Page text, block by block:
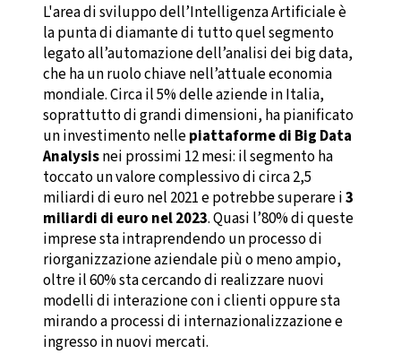
L'area di sviluppo dell’Intelligenza Artificiale è
la punta di diamante di tutto quel segmento
legato all’automazione dell’analisi dei big data,
che ha un ruolo chiave nell’attuale economia
mondiale. Circa il 5% delle aziende in Italia,
soprattutto di grandi dimensioni, ha pianificato
un investimento nellepiattaforme di Big Data
Analysisnei prossimi 12 mesi: il segmento ha
toccato un valore complessivo di circa 2,5
miliardi di euro nel 2021 e potrebbe superare i3
miliardi di euro nel 2023. Quasi l’80% di queste
imprese sta intraprendendo un processo di
riorganizzazione aziendale più o meno ampio,
oltre il 60% sta cercando di realizzare nuovi
modelli di interazione con i clienti oppure sta
mirando a processi di internazionalizzazione e
ingresso in nuovi mercati.